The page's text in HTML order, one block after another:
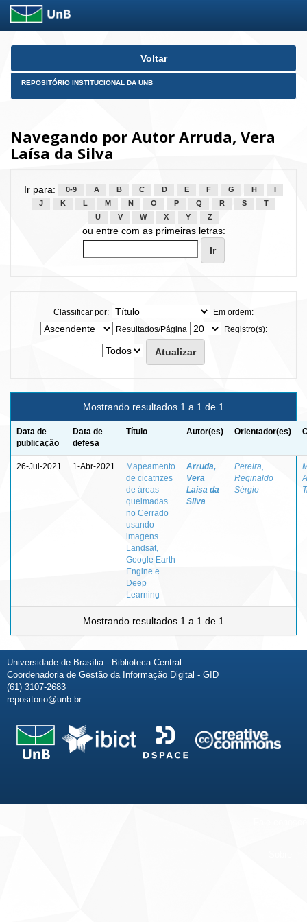
Skip
Voltar
REPOSITÓRIO INSTITUCIONAL DA UNB
Navegando por Autor Arruda, Vera
Laísa da Silva
Ir para: 0-9 A B C D E F G H
J
K L M N O P Q R S
T
U
V W X Y Z
ou entre com as primeiras letras:
Classificar por:
Em ordem:
Resultados/Página
Registro(s):
Mostrando resultados 1 a 1 de 1
Data de
publicação
Data de
defesa
Título Autor(es) Orientador(es)
26-Jul-2021 1-Abr-2021
Mapeamento
de cicatrizes
de áreas
queimadas
no Cerrado
usando
imagens
Landsat,
Google Earth
Engine e
Deep
Learning
Arruda,
Vera
Laísa da
Silva
Pereira,
Reginaldo
Sérgio
Mostrando resultados 1 a 1 de 1
Universidade de Brasília - Biblioteca Central
Coordenadoria de Gestão da Informação Digital - GID
(61) 3107-2683
repositorio@unb.br